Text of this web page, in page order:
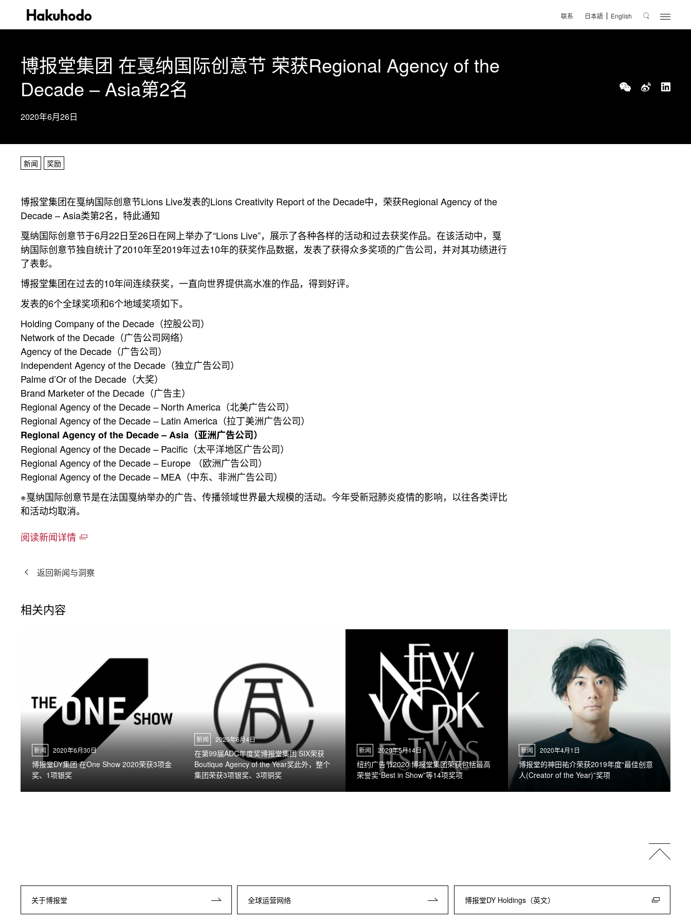
联系 日本語 English
博报堂集团 在戛纳国际创意节 荣获Regional Agency of the
Decade – Asia第2名
2020年6月26日
新闻 奖励
博报堂集团在戛纳国际创意节Lions Live发表的Lions Creativity Report of the Decade中，荣获Regional Agency of the
Decade – Asia类第2名，特此通知
戛纳国际创意节于6月22日至26日在网上举办了“Lions Live”，展示了各种各样的活动和过去获奖作品。在该活动中，戛
纳国际创意节独自统计了2010年至2019年过去10年的获奖作品数据，发表了获得众多奖项的广告公司，并对其功绩进行
了表彰。
博报堂集团在过去的10年间连续获奖，一直向世界提供高水准的作品，得到好评。
发表的6个全球奖项和6个地域奖项如下。
Holding Company of the Decade（控股公司）
Network of the Decade（广告公司网络）
Agency of the Decade（广告公司）
Independent Agency of the Decade（独立广告公司）
Palme d’Or of the Decade（大奖）
Brand Marketer of the Decade（广告主）
Regional Agency of the Decade – North America（北美广告公司）
Regional Agency of the Decade – Latin America（拉丁美洲广告公司）
Regional Agency of the Decade – Asia（亚洲广告公司）
Regional Agency of the Decade – Pacific（太平洋地区广告公司）
Regional Agency of the Decade – Europe （欧洲广告公司）
Regional Agency of the Decade – MEA（中东、非洲广告公司）
※戛纳国际创意节是在法国戛纳举办的广告、传播领域世界最大规模的活动。今年受新冠肺炎疫情的影响，以往各类评比
和活动均取消。
阅读新闻详情
返回新闻与洞察
相关内容
新闻 2020年6月30日
博报堂DY集团 在One Show 2020荣获3项金
奖、1项银奖
新闻 2020年6月4日
在第99届ADC年度奖博报堂集团 SIX荣获
Boutique Agency of the Year奖此外，整个
集团荣获3项银奖、3项铜奖
新闻 2020年5月14日
纽约广告节2020 博报堂集团荣获包括最高
荣誉奖“Best in Show”等14项奖项
新闻 2020年4月1日
博报堂的神田祐介荣获2019年度“最佳创意
人(Creator of the Year)”奖项
关于博报堂 全球运营网络 博报堂DY Holdings（英文）